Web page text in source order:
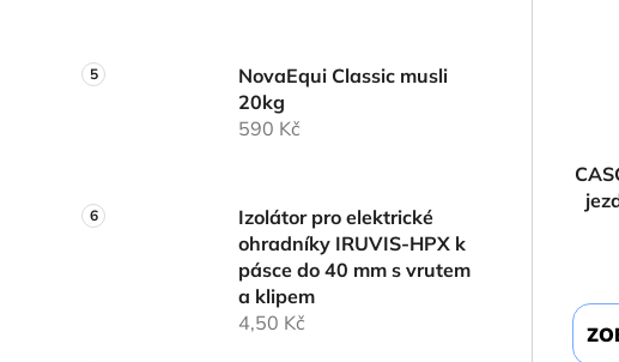
NovaEqui Classic musli
20kg
590 Kč
Izolátor pro elektrické
ohradníky IRUVIS-HPX k
pásce do 40 mm s vrutem
a klipem
4,50 Kč